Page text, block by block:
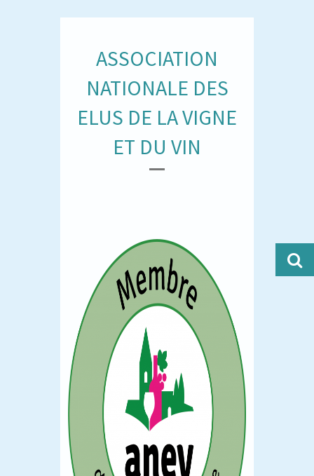
ASSOCIATION
NATIONALE DES
ELUS DE LA VIGNE
ET DU VIN